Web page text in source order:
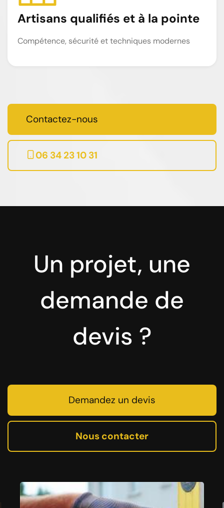
Artisans qualifiés et à la pointe
Compétence, sécurité et techniques modernes
Contactez-nous
06 34 23 10 31
Un projet, une
demande de
devis ?
Demandez un devis
Nous contacter